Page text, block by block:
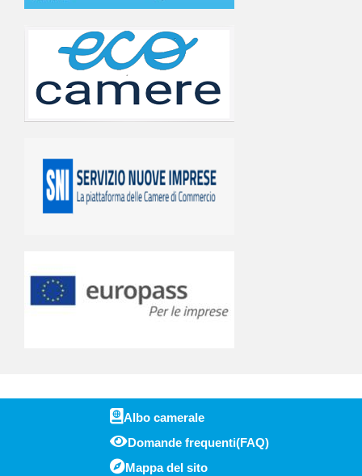
Piè di pagina
Albo camerale
Domande frequenti(FAQ)
Mappa del sito